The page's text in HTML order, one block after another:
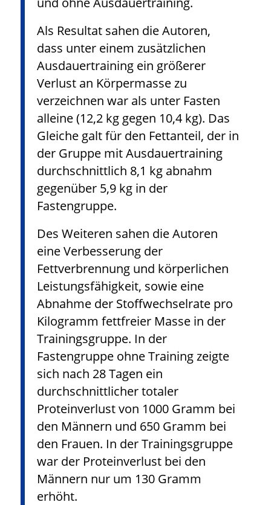
Als Resultat sahen die Autoren,
dass unter einem zusätzlichen
Ausdauertraining ein größerer
Verlust an Körpermasse zu
verzeichnen war als unter Fasten
alleine (12,2 kg gegen 10,4 kg). Das
Gleiche galt für den Fettanteil, der in
der Gruppe mit Ausdauertraining
durchschnittlich 8,1 kg abnahm
gegenüber 5,9 kg in der
Fastengruppe.
Des Weiteren sahen die Autoren
eine Verbesserung der
Fettverbrennung und körperlichen
Leistungsfähigkeit, sowie eine
Abnahme der Stoffwechselrate pro
Kilogramm fettfreier Masse in der
Trainingsgruppe. In der
Fastengruppe ohne Training zeigte
sich nach 28 Tagen ein
durchschnittlicher totaler
Proteinverlust von 1000 Gramm bei
den Männern und 650 Gramm bei
den Frauen. In der Trainingsgruppe
war der Proteinverlust bei den
Männern nur um 130 Gramm
erhöht.